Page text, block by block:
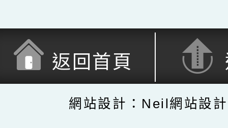
返回首頁
網站設計：Neil網站設